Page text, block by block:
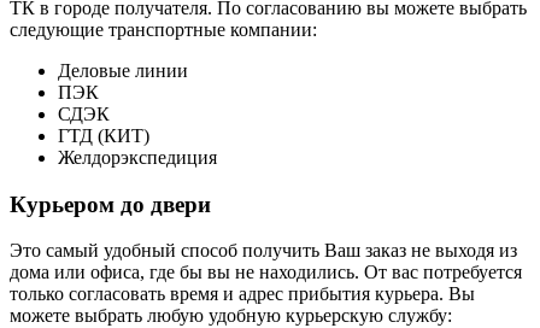
ТК в городе получателя. По согласованию вы можете выбрать
следующие транспортные компании:
Деловые линии
ПЭК
СДЭК
ГТД (КИТ)
Желдорэкспедиция
Курьером до двери
Это самый удобный способ получить Ваш заказ не выходя из
дома или офиса, где бы вы не находились. От вас потребуется
только согласовать время и адрес прибытия курьера. Вы
можете выбрать любую удобную курьерскую службу: